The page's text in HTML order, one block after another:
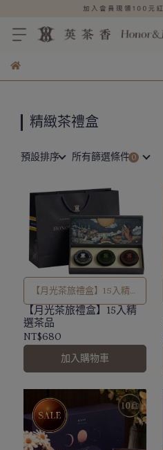
精緻茶禮盒
預設排序 所有篩選條件
【月光茶旅禮盒】15入精選
茶品(附贈提袋)
【月光茶旅禮盒】15入精
選茶品
NT$680
加入購物車